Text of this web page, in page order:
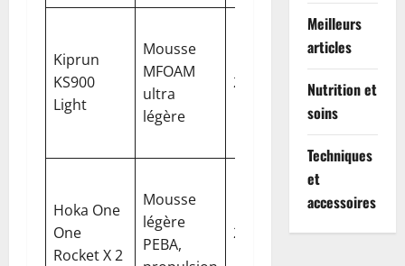
Kiprun
KS900
Light
Mousse
MFOAM
ultra
légère
252
Amorti
stabilité
accrue,
de chocs
Hoka One
One
Rocket X 2
Mousse
légère
PEBA,
204 5
Meilleurs
articles
Nutrition et
soins
Techniques
et
accessoires